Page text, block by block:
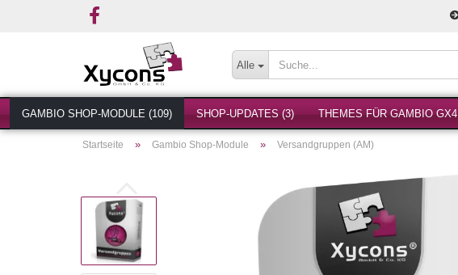
Alle
GAMBIO SHOP-MODULE (109) SHOP-UPDATES (3) THEMES FÜR GAMBIO
Startseite » Gambio Shop-Module » Versandgruppen (AM)